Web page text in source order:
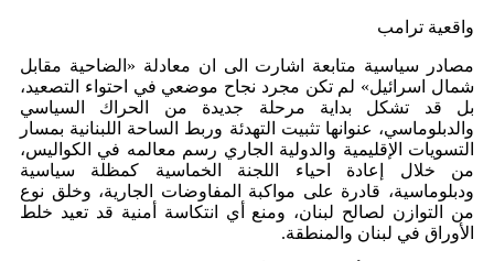
واقعية ترامب
مصادر سياسية متابعة اشارت الى ان معادلة «الضاحية مقابل
شمال اسرائيل» لم تكن مجرد نجاح موضعي في احتواء التصعيد،
بل قد تشكل بداية مرحلة جديدة من الحراك السياسي
والدبلوماسي، عنوانها تثبيت التهدئة وربط الساحة اللبنانية بمسار
التسويات الإقليمية والدولية الجاري رسم معالمه في الكواليس،
من خلال إعادة احياء اللجنة الخماسية كمظلة سياسية
ودبلوماسية، قادرة على مواكبة المفاوضات الجارية، وخلق نوع
من التوازن لصالح لبنان، ومنع أي انتكاسة أمنية قد تعيد خلط
الأوراق في لبنان والمنطقة.